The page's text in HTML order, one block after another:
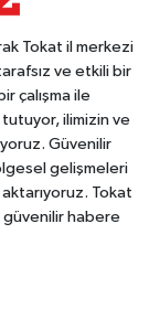
Tokat il merkezi
ve etkili bir
çalışma ile
tutuyor, ilimizin ve
Güvenilir
gelişmeleri
Tokat
güvenilir habere